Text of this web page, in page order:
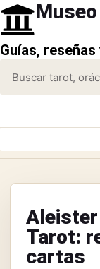
Guías,
Tarot:
cartas